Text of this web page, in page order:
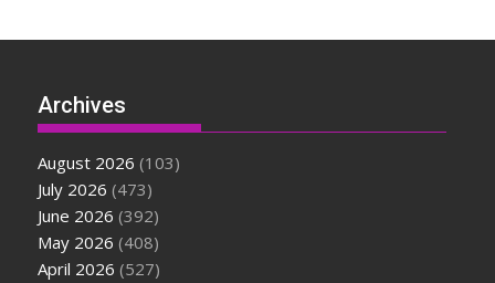
Archives
August 2026 (103)
July 2026 (473)
June 2026 (392)
May 2026 (408)
April 2026 (527)